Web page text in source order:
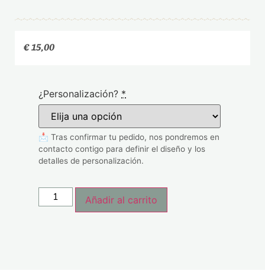
€ 15,00
¿Personalización? *
📩 Tras confirmar tu pedido, nos pondremos en
contacto contigo para definir el diseño y los
detalles de personalización.
Añadir al carrito